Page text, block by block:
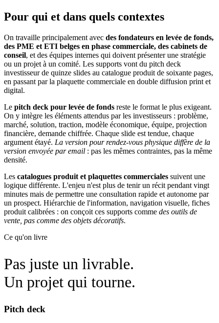
Pour qui et dans quels contextes
On travaille principalement avec des fondateurs en levée de fonds,
des PME et ETI belges en phase commerciale, des cabinets de
conseil, et des équipes internes qui doivent présenter une stratégie
ou un projet à un comité. Les supports vont du pitch deck
investisseur de quinze slides au catalogue produit de soixante pages,
en passant par la plaquette commerciale en double diffusion print et
digital.
Le pitch deck pour levée de fonds reste le format le plus exigeant.
On y intègre les éléments attendus par les investisseurs : problème,
marché, solution, traction, modèle économique, équipe, projection
financière, demande chiffrée. Chaque slide est tendue, chaque
argument étayé. La version pour rendez-vous physique diffère de la
version envoyée par email : pas les mêmes contraintes, pas la même
densité.
Les catalogues produit et plaquettes commerciales suivent une
logique différente. L'enjeu n'est plus de tenir un récit pendant vingt
minutes mais de permettre une consultation rapide et autonome par
un prospect. Hiérarchie de l'information, navigation visuelle, fiches
produit calibrées : on conçoit ces supports comme des outils de
vente, pas comme des objets décoratifs.
Ce qu'on livre
Pas juste un livrable.
Un projet qui tourne.
Pitch deck